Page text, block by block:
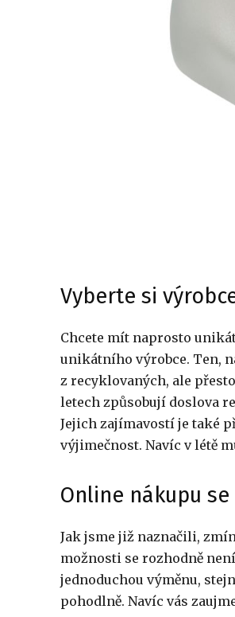
Vyberte si
Chcete mít naprosto
unikátního výrobce. Ten,
z recyklovaných, ale
letech způsobují doslova
Jejich zajímavostí je také
výjimečnost. Navíc v létě
Online nákupu
Jak jsme již naznačili,
možnosti se rozhodně
jednoduchou výměnu,
pohodlně. Navíc vás